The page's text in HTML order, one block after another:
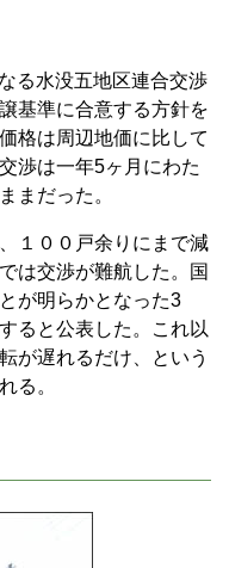
る水没五地区連合交渉
基準に合意する方針を
格は周辺地価に比して
渉は一年5ヶ月にわた
まだった。
１００戸余りにまで減
は交渉が難航した。国
が明らかとなった3
ると公表した。これ以
が遅れるだけ、という
る。